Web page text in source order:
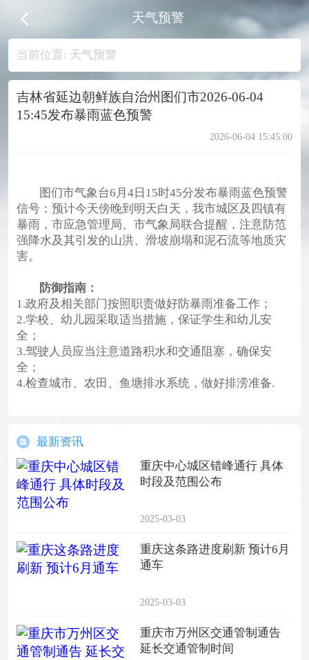
天气预警
当前位置: 天气预警
吉林省延边朝鲜族自治州图们市2026-06-04
15:45发布暴雨蓝色预警
2026-06-04 15:45:00
图们市气象台6月4日15时45分发布暴雨蓝色预警
信号：预计今天傍晚到明天白天，我市城区及四镇有
暴雨，市应急管理局、市气象局联合提醒，注意防范
强降水及其引发的山洪、滑坡崩塌和泥石流等地质灾
害。
防御指南：
1.政府及相关部门按照职责做好防暴雨准备工作；
2.学校、幼儿园采取适当措施，保证学生和幼儿安
全；
3.驾驶人员应当注意道路积水和交通阻塞，确保安
全；
4.检查城市、农田、鱼塘排水系统，做好排涝准备.
最新资讯
重庆中心城区错峰通行 具体
时段及范围公布
2025-03-03
重庆这条路进度刷新 预计6月
通车
2025-03-03
重庆市万州区交通管制通告
延长交通管制时间